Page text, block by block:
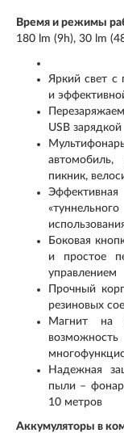
Время и режимы
180 lm (9h), 30 lm
Яркий свет с
и
USB зарядкой
пикник,
Боковая
и простое
управлением
Прочный
резиновых
Магнит на
Надежная
пыли –
10 метров
Аккумуляторы в